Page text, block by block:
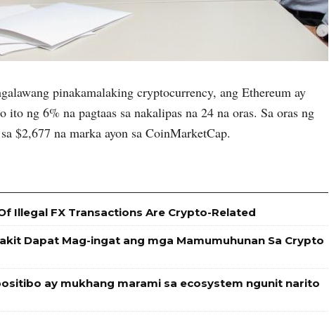
pinakamalaking cryptocurrency, ang Ethereum ay
ito ng 6% na pagtaas sa nakalipas na 24 na oras. Sa oras ng
$2,677 na marka ayon sa CoinMarketCap.
Illegal FX Transactions Are Crypto-Related
Dapat Mag-ingat ang mga Mamumuhunan Sa Crypto
ay mukhang marami sa ecosystem ngunit narito